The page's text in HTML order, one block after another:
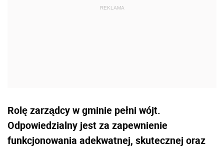
Rolę zarządcy w gminie pełni wójt.
Odpowiedzialny jest za zapewnienie
funkcjonowania adekwatnej, skutecznej oraz